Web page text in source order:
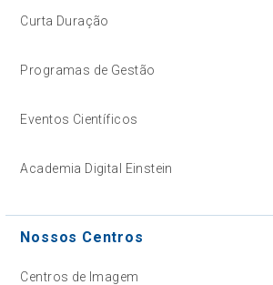
Curta Duração
Programas de Gestão
Eventos Científicos
Academia Digital Einstein
Nossos Centros
Centros de Imagem